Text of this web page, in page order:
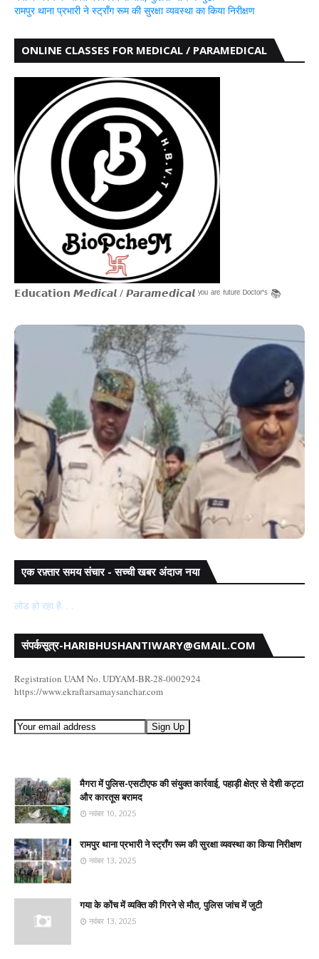
रामपुर थाना प्रभारी ने स्ट्रॉंग रूम की सुरक्षा व्यवस्था का किया निरीक्षण
ONLINE CLASSES FOR MEDICAL / PARAMEDICAL
𝗘𝗱𝘂𝗰𝗮𝘁𝗶𝗼𝗻 𝙈𝙚𝙙𝙞𝙘𝙖𝙡 / 𝙋𝙖𝙧𝙖𝙢𝙚𝙙𝙞𝙘𝙖𝙡 ʸᵒᵘ ᵃʳᵉ ᶠᵘᵗᵘʳᵉ ᴰᵒᶜᵗᵒʳ'ˢ 📚
एक रफ़्तार समय संचार - सच्ची खबर अंदाज नया
लोड हो रहा है. . .
संपर्कसूत्र-HARIBHUSHANTIWARY@GMAIL.COM
Registration UAM No. UDYAM-BR-28-0002924
https://www.ekraftarsamaysanchar.com
मैगरा में पुलिस-एसटीएफ की संयुक्त कार्रवाई, पहाड़ी क्षेत्र से देशी कट्टा
और कारतूस बरामद
नवंबर 10, 2025
रामपुर थाना प्रभारी ने स्ट्रॉंग रूम की सुरक्षा व्यवस्था का किया निरीक्षण
नवंबर 13, 2025
गया के कोंच में व्यक्ति की गिरने से मौत, पुलिस जांच में जुटी
नवंबर 13, 2025